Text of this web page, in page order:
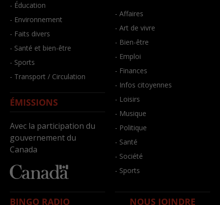
- Éducation
- Environnement
- Faits divers
- Santé et bien-être
- Sports
- Transport / Circulation
ÉMISSIONS
Avec la participation du
gouvernement du
Canada
- Affaires
- Art de vivre
- Bien-être
- Emploi
- Finances
- Infos citoyennes
- Loisirs
- Musique
- Politique
- Santé
- Société
- Sports
BINGO RADIO NOUS JOINDRE